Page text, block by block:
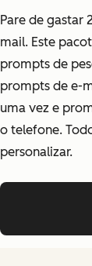
Pare de gastar
mail. Este
prompts de
prompts de e-
uma vez e
o telefone.
personalizar.